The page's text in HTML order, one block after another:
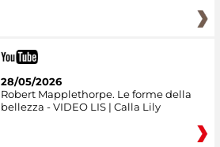
28/05/2026
Robert Mapplethorpe. Le forme della
bellezza - VIDEO LIS | Calla Lily